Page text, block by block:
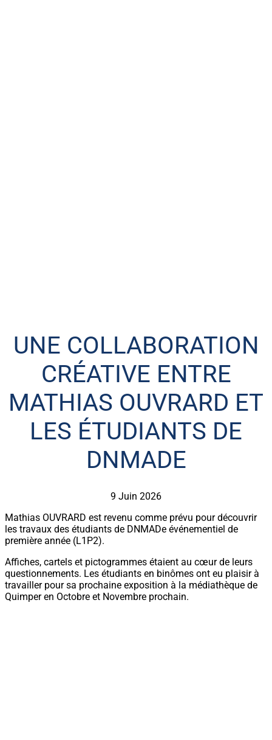
UNE COLLABORATION
CRÉATIVE ENTRE
MATHIAS OUVRARD ET
LES ÉTUDIANTS DE
DNMADE
9 Juin 2026
Mathias OUVRARD est revenu comme prévu pour découvrir
les travaux des étudiants de DNMADe événementiel de
première année (L1P2).
Affiches, cartels et pictogrammes étaient au cœurde leurs
questionnements. Les étudiants en binômes ont eu plaisir à
travailler pour sa prochaine exposition à la médiathèque de
Quimper en Octobre et Novembre prochain.